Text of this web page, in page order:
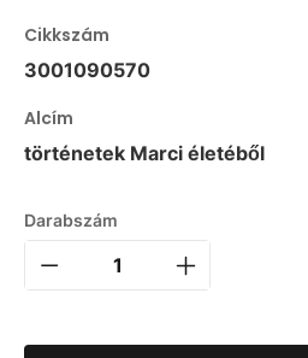
Cikkszám
3001090570
Alcím
történetek Marci életéből
Darabszám